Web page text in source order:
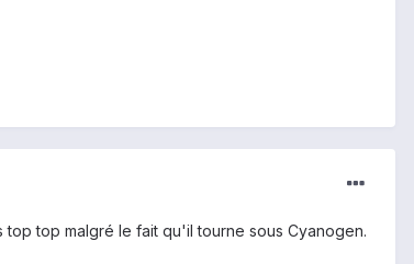
top malgré le fait qu'il tourne sous Cyanogen.